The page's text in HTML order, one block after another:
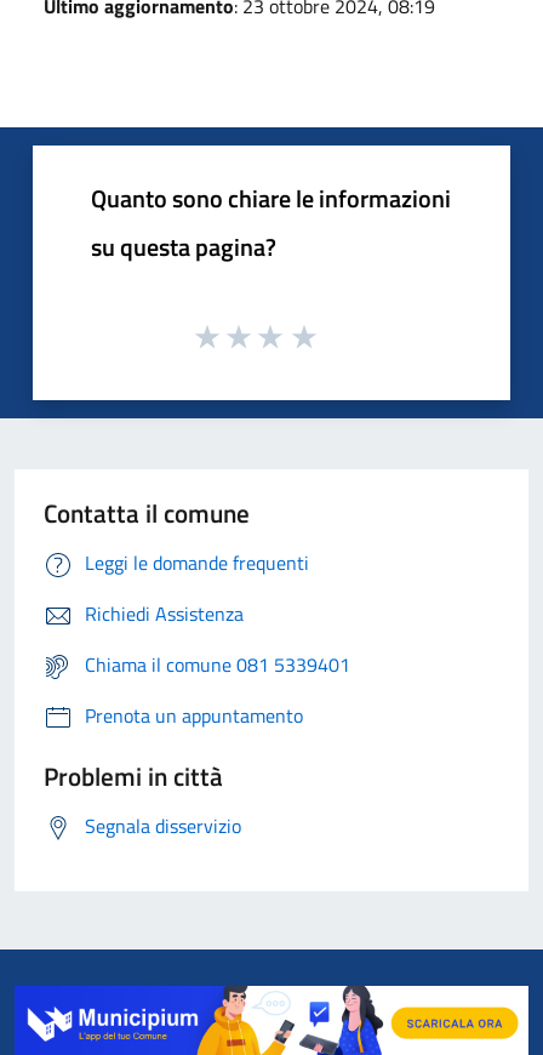
Quanto sono chiare le informazioni
su questa pagina?
Contatta il comune
Leggi le domande frequenti
Richiedi Assistenza
Chiama il comune 081 5339401
Prenota un appuntamento
Problemi in città
Segnala disservizio